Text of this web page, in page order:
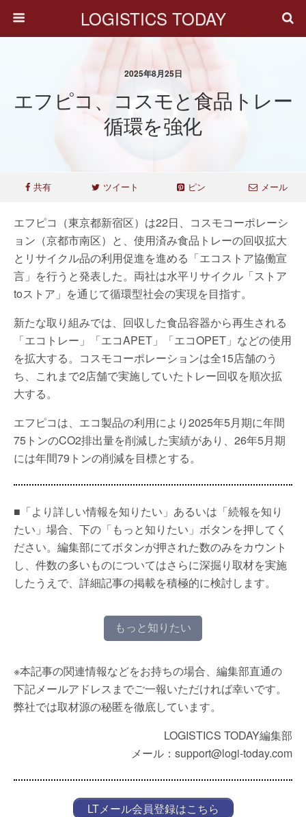
LOGISTICS TODAY
2025年8月25日
エフピコ、コスモと食品トレー
循環を強化
共有 ツイート ピン メール
エフピコ（東京都新宿区）は22日、コスモコーポレーシ
ョン（京都市南区）と、使用済み食品トレーの回収拡大
とリサイクル品の利用促進を進める「エコストア協働宣
言」を行うと発表した。両社は水平リサイクル「ストア
toストア」を通じて循環型社会の実現を目指す。
新たな取り組みでは、回収した食品容器から再生される
「エコトレー」「エコAPET」「エコOPET」などの使用
を拡大する。コスモコーポレーションは全15店舗のう
ち、これまで2店舗で実施していたトレー回収を順次拡
大する。
エフピコは、エコ製品の利用により2025年5月期に年間
75トンのCO2排出量を削減した実績があり、26年5月期
には年間79トンの削減を目標とする。
■「より詳しい情報を知りたい」あるいは「続報を知り
たい」場合、下の「もっと知りたい」ボタンを押してく
ださい。編集部にてボタンが押された数のみをカウント
し、件数の多いものについてはさらに深掘り取材を実施
したうえで、詳細記事の掲載を積極的に検討します。
もっと知りたい
※本記事の関連情報などをお持ちの場合、編集部直通の
下記メールアドレスまでご一報いただければ幸いです。
弊社では取材源の秘匿を徹底しています。
LOGISTICS TODAY編集部
メール：support@logi-today.com
LTメール会員登録はこちら